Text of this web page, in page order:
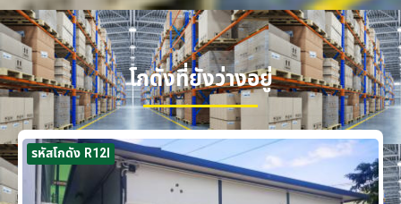
โกดังที่ยังว่างอยู่
รหัสโกดัง R12I